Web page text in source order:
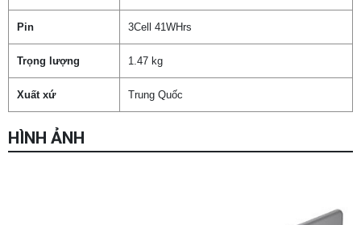
Pin 3Cell 41WHrs
Trọng lượng 1.47 kg
Xuất xứ Trung Quốc
HÌNH ẢNH